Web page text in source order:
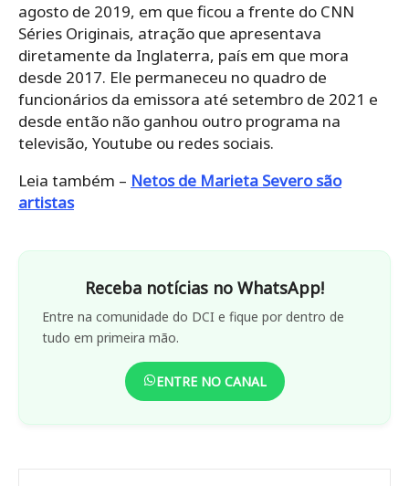
agosto de 2019, em que ficou a frente do CNN
Séries Originais, atração que apresentava
diretamente da Inglaterra, país em que mora
desde 2017. Ele permaneceu no quadro de
funcionários da emissora até setembro de 2021 e
desde então não ganhou outro programa na
televisão, Youtube ou redes sociais.
Leia também – Netos de Marieta Severo são
artistas
Receba notícias no WhatsApp!
Entre na comunidade do DCI e fique por dentro de
tudo em primeira mão.
ENTRE NO CANAL